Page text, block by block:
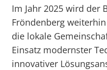
Im Jahr 2025 wird der
Fröndenberg
die lokale
Einsatz modernster
innovativer